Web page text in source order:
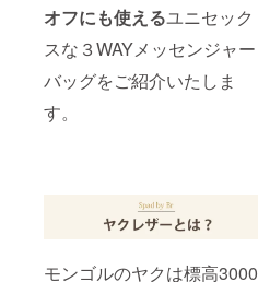
オフにも使えるユニセック
スな３WAYメッセンジャー
バッグをご紹介いたしま
す。
モンゴルのヤクは標高3000